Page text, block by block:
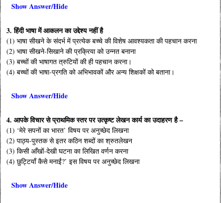
Show Answer/Hide
3. हिंदी भाषा में आकलन का उद्देश्य नहीं है
(1) भाषा सीखने के संदर्भ में प्रत्येक बच्चे की विशेष आवश्यकता की पहचान करना
(2) भाषा सीखने-सिखाने की प्रक्रिया को उन्नत बनाना
(3) बच्चों की भाषागत त्रुटियों की ही पहचान करना।
(4) बच्चों की भाषा-प्रगति को अभिभावकों और अन्य शिक्षकों को बताना।
Show Answer/Hide
4. आपके विचार से प्राथमिक स्तर पर उत्कृष्ट लेखन कार्य का उदाहरण है –
(1) ‘मेरे सपनों का भारत’ विषय पर अनुच्छेद लिखना
(2) पाठ्य-पुस्तक से इतर कठिन शब्दों का श्रुतलेखन
(3) किसी आँखों-देखी घटना का लिखित वर्णन करना
(4) छुट्टियाँ कैसे मनाईं?’ इस विषय पर अनुच्छेद लिखना
Show Answer/Hide